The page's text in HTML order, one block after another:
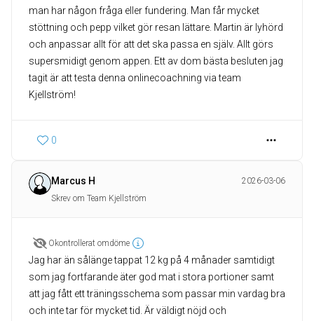
man har någon fråga eller fundering. Man får mycket
stöttning och pepp vilket gör resan lättare. Martin är lyhörd
och anpassar allt för att det ska passa en själv. Allt görs
supersmidigt genom appen. Ett av dom bästa besluten jag
tagit är att testa denna onlinecoachning via team
Kjellström!
0
Marcus H
2026-03-06
Skrev om Team Kjellström
Okontrollerat omdöme
Jag har än sålänge tappat 12 kg på 4 månader samtidigt
som jag fortfarande äter god mat i stora portioner samt
att jag fått ett träningsschema som passar min vardag bra
och inte tar för mycket tid. Är väldigt nöjd och